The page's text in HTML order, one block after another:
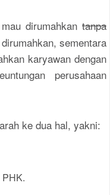
dirumahkan tanpa
sementara
karyawan dengan
perusahaan
ke dua hal, yakni: